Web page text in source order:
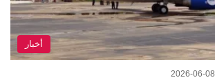
أخبار
2026-06-08